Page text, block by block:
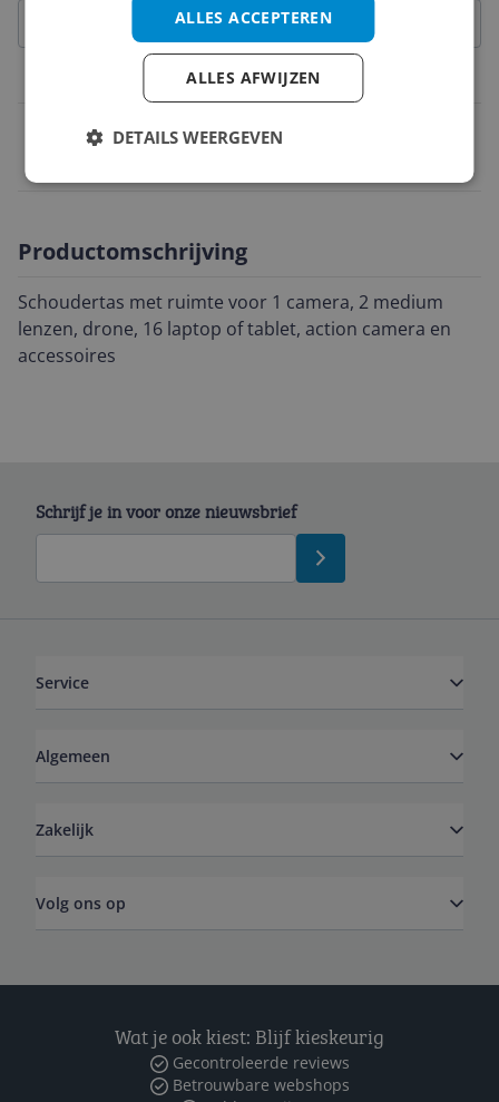
Belangrijkste kenmerken
Productomschrijving
Schoudertas met ruimte voor 1 camera, 2 medium
lenzen, drone, 16 laptop of tablet, action camera en
accessoires
Schrijf je in voor onze nieuwsbrief
Service
Algemeen
Zakelijk
Volg ons op
Wat je ook kiest: Blijf kieskeurig
Gecontroleerde reviews
Betrouwbare webshops
ALLES ACCEPTEREN
ALLES AFWIJZEN
DETAILS WEERGEVEN